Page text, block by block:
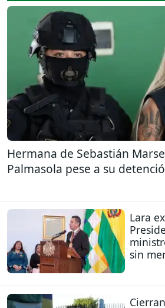
Hermana de Sebastián
Palmasola pese a su
Lara
sin